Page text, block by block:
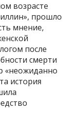
возрасте
прошло
мнение,
после
смерти
«неожиданно
история